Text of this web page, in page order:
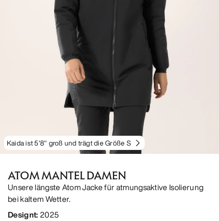
Kaida ist 5'8" groß und trägt die Größe S
ATOM MANTEL DAMEN
Unsere längste Atom Jacke für atmungsaktive Isolierung
bei kaltem Wetter.
Designt: 2025